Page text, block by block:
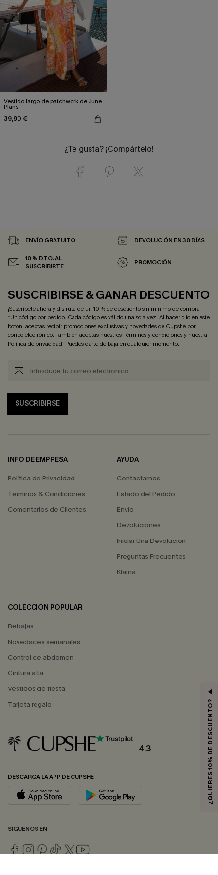
Vestido largo de patchwork de June
Plans
39,90 €
¿Te gusta? ¡Compártelo!
ENVÍO GRATUITO DEVOLUCIÓN EN 30 DÍAS
10 % DTO. AL
SUSCRIBIRTE
PROMOCIÓN
SUSCRIBIRSE & GANAR DESCUENTO
¡Suscríbete ahora y disfruta de un 10 % de descuento sin mínimo de compra!
*Un código por pedido. Cada código es válido una sola vez. Al hacer clic en este
botón, aceptas recibir promociones exclusivas y novedades de Cupshe por
correo electrónico. También aceptas nuestrosTérminos y condicionesy nuestra
Política de privacidad. Puedes darte de baja en cualquier momento.
SUSCRIBIRSE
INFO DE EMPRESA
Política de Privacidad
Términos & Condiciones
Comentarios de Clientes
AYUDA
Contactarnos
Estado del Pedido
Envío
Devoluciones
Iniciar Una Devolución
Preguntas Frecuentes
Klarna
COLECCIÓN POPULAR
Rebajas
Novedades semanales
Control de abdomen
Cintura alta
Vestidos de fiesta
Tarjeta regalo
4.3
DESCARGA LA APP DE CUPSHE
SÍGUENOS EN
¿QUIERES 10% DE DESCUENTO?